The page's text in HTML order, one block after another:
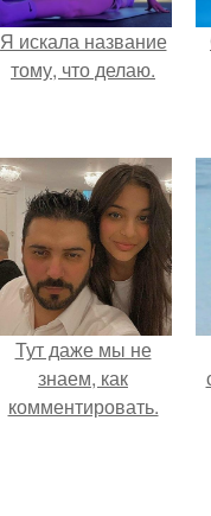
Я искала название
тому, что делаю.
Тут даже мы не
знаем, как
комментировать.